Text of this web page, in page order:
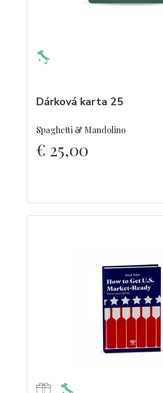
Dárková karta 25
Spaghetti & Mandolino
€ 25,00